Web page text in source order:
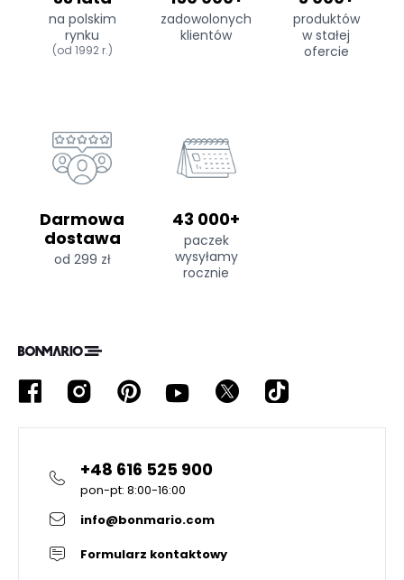
na polskim
rynku
(od 1992 r.)
zadowolonych
klientów
produktów
w stałej
ofercie
Darmowa
dostawa
od 299 zł
43 000+
paczek
wysyłamy
rocznie
+48 616 525 900
pon-pt: 8:00-16:00
info@bonmario.com
Formularz kontaktowy